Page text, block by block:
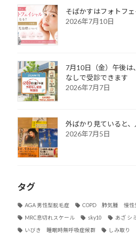
そばかすはフォトフ
2026年7月10日
7月10日（金）午後は
なしで受診できます
2026年7月7日
外ばかり見ていると
2026年7月5日
タグ
AGA 男性型脱毛症 COPD 肺気腫 慢性
MRC息切れスケール sky10 あざ シ
いびき 睡眠時無呼吸症候群 しみ取り